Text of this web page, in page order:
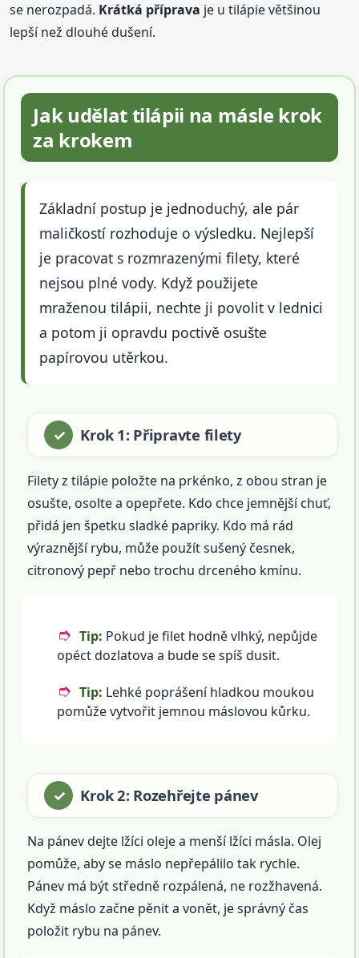
se nerozpadá. Krátká příprava je u tilápie většinou
lepší než dlouhé dušení.
Jak udělat tilápii na másle krok
za krokem
Základní postup je jednoduchý, ale pár
maličkostí rozhoduje o výsledku. Nejlepší
je pracovat s rozmrazenými filety, které
nejsou plné vody. Když použijete
mraženou tilápii, nechte ji povolit v lednici
a potom ji opravdu poctivě osušte
papírovou utěrkou.
Krok 1: Připravte filety
Filety z tilápie položte na prkénko, z obou stran je
osušte, osolte a opepřete. Kdo chce jemnější chuť,
přidá jen špetku sladké papriky. Kdo má rád
výraznější rybu, může použít sušený česnek,
citronový pepř nebo trochu drceného kmínu.
Tip: Pokud je filet hodně vlhký, nepůjde
opéct dozlatova a bude se spíš dusit.
Tip: Lehké poprášení hladkou moukou
pomůže vytvořit jemnou máslovou kůrku.
Krok 2: Rozehřejte pánev
Na pánev dejte lžíci oleje a menší lžíci másla. Olej
pomůže, aby se máslo nepřepálilo tak rychle.
Pánev má být středně rozpálená, ne rozžhavená.
Když máslo začne pěnit a vonět, je správný čas
položit rybu na pánev.